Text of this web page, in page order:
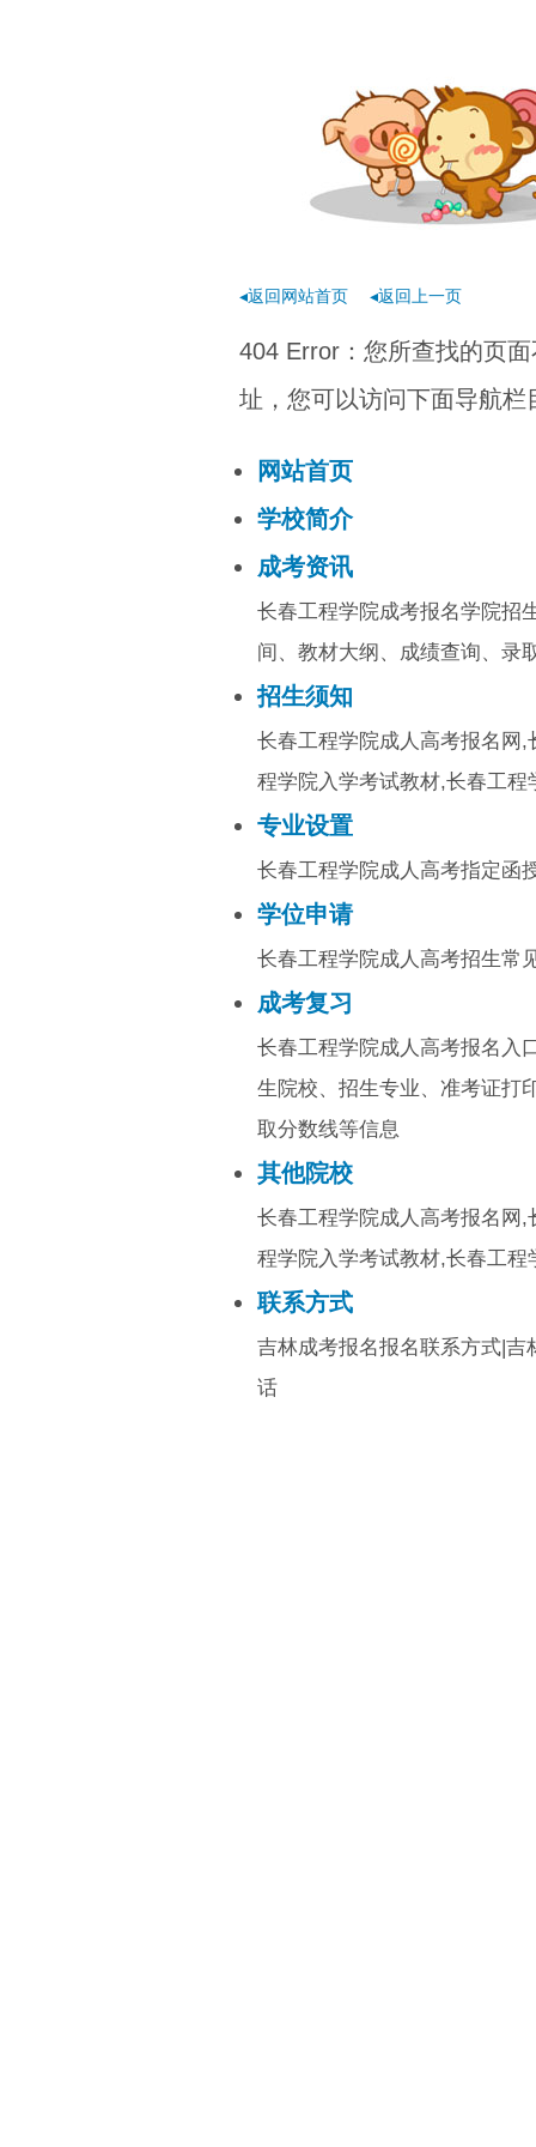
◂返回网站首页 ◂返回上一页
404 Error：您所查找的页
址，您可以访问下面导航栏
网站首页
学校简介
成考资讯
长春工程学院成考报名学院招
间、教材大纲、成绩查询、录
招生须知
长春工程学院成人高考报名网
程学院入学考试教材,长春工
专业设置
长春工程学院成人高考指定函
学位申请
长春工程学院成人高考招生常
成考复习
长春工程学院成人高考报名入
生院校、招生专业、准考证打
取分数线等信息
其他院校
长春工程学院成人高考报名网
程学院入学考试教材,长春工
联系方式
吉林成考报名报名联系方式|
话